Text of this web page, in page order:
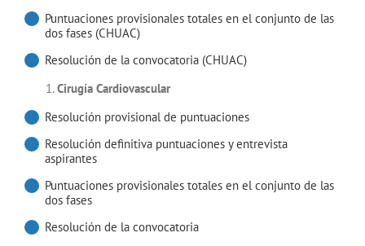
Puntuaciones provisionales totales en el conjunto de las
dos fases (CHUAC)
Resolución de la convocatoria (CHUAC)
Cirugía Cardiovascular
Resolución provisional de puntuaciones
Resolución definitiva puntuaciones y entrevista
aspirantes
Puntuaciones provisionales totales en el conjunto de las
dos fases
Resolución de la convocatoria